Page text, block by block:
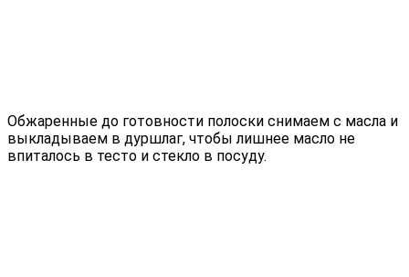
Обжаренные до готовности полоски снимаем с масла и
выкладываем в дуршлаг, чтобы лишнее масло не
впиталось в тесто и стекло в посуду.